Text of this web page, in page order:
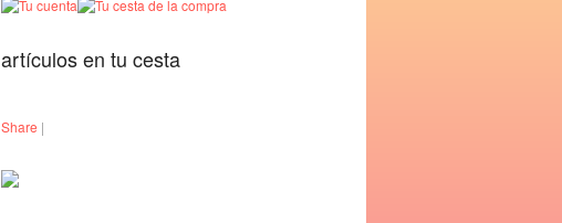
artículos en tu cesta
Share |